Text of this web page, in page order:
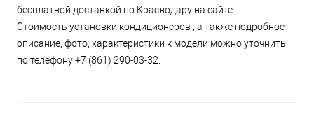
бесплатной доставкой по Краснодару на сайте.
Стоимость установки кондиционеров , а также подробное
описание, фото, характеристики к модели можно уточнить
по телефону +7 (861) 290-03-32.